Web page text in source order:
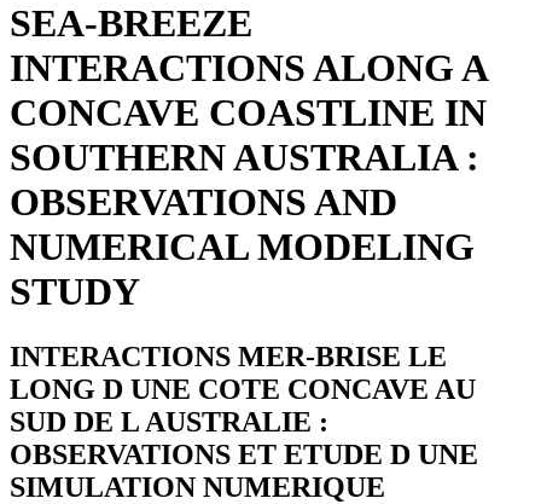
SEA-BREEZE
INTERACTIONS ALONG A
CONCAVE COASTLINE IN
SOUTHERN AUSTRALIA :
OBSERVATIONS AND
NUMERICAL MODELING
STUDY
INTERACTIONS MER-BRISE LE
LONG D UNE COTE CONCAVE AU
SUD DE L AUSTRALIE :
OBSERVATIONS ET ETUDE D UNE
SIMULATION NUMERIQUE